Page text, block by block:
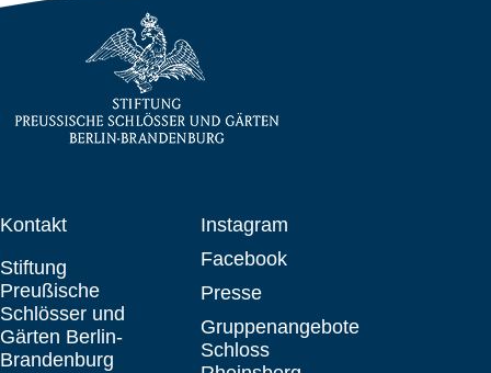
Kontakt
Stiftung
Preußische
Schlösser und
Gärten Berlin-
Brandenburg
Instagram
Facebook
Presse
Gruppenangebote
Schloss